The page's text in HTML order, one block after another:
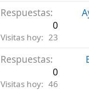
Respuestas
0
Visitas hoy 23
Respuestas
0
Visitas hoy 46